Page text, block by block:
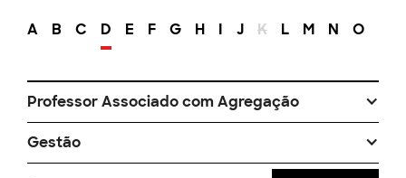
A B C D E F G H I J K L M N O
Professor Associado com Agregação
Gestão